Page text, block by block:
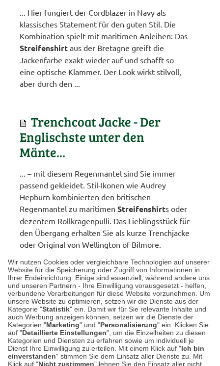
Wir nutzen Cookies oder vergleichbare Technologien auf unserer
Website für die Speicherung oder Zugriff von Informationen in
Ihrer Endeinrichtung. Einige sind essenziell, während andere uns
und unseren Partnern - Ihre Einwilligung vorausgesetzt - helfen,
verbundene Verarbeitungen für diese Website vorzunehmen. Um
unsere Website zu optimieren, setzen wir die Dienste aus der
Kategorie "Statistik" ein. Damit wir für Sie relevante Inhalte und
auch Werbung anzeigen können, setzen wir die Dienste der
Kategorien "Marketing" und "Personalisierung" ein. Klicken Sie
auf "Detaillierte Einstellungen", um die Einzelheiten zu diesen
Kategorien und Diensten zu erfahren sowie um individuell je
Dienst Ihre Einwilligung zu erteilen. Mit einem Klick auf "Ich bin
einverstanden" stimmen Sie dem Einsatz aller Dienste zu. Mit
Klick auf "Nicht zustimmen" lehnen Sie den Einsatz aller nicht
... Hier fungiert der Cordblazer in Navy als
klassisches Statement für den guten Stil. Die
Kombination spielt mit maritimen Anleihen: Das
Streifenshirt aus der Bretagne greift die
Jackenfarbe exakt wieder auf und schafft so
eine optische Klammer. Der Look wirkt stilvoll,
aber durch den ...
Trenchcoat Jacke - Der
Englischste unter den
Mänte...
... – mit diesem Regenmantel sind Sie immer
passend gekleidet. Stil-Ikonen wie Audrey
Hepburn kombinierten den britischen
Regenmantel zu maritimen Streifenshirts oder
dezentem Rollkragenpulli. Das Lieblingsstück für
den Übergang erhalten Sie als kurze Trenchjacke
oder Original von Wellington of Bilmore.
Schiff Ahoi
Schiff Ahoi Schiff Ahoi! Er im navyfarbenen
Sakko über demStreifenshirt, sie im
blütenbedruckten Kleid, und plötzlich wirkt jeder
Steg wie der Auftakt zur ersten Ausfahrt. Sein
Look bringt die maritime Klarheit, ...